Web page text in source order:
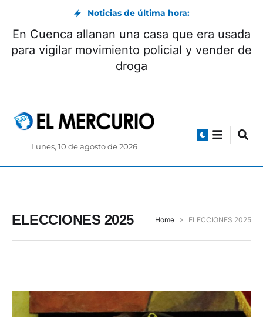
Noticias de última hora:
al ciclo del entrenador
Farías
En Cuenca
para vigilar
ELECCIONES 2025